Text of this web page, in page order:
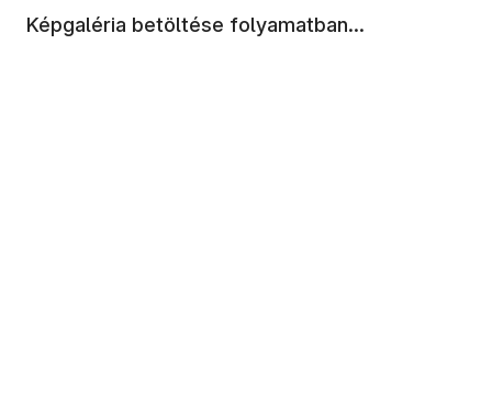
Képgaléria betöltése folyamatban...